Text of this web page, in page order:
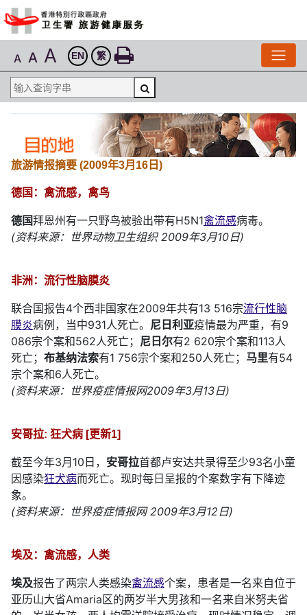
A A A EN 繁
旅游情报摘要 (2009年3月16日)
德国：禽流感，禽鸟
德国拜恩州有一只野鸟被验出带有H5N1禽流感病毒。
(资料来源：世界动物卫生组织 2009年3月10日)
非洲：流行性脑膜炎
联合国报告4个西非国家在2009年共有13 516宗流行性脑
膜炎病例，当中931人死亡。 尼日利亚疫情最为严重，有9
086宗个案和562人死亡； 尼日尔有2 620宗个案和113人
死亡； 布基纳法索有1 756宗个案和250人死亡； 马里有54
宗个案和6人死亡。
(资料来源：世界疫症情报网2009年3月13日)
安哥拉: 狂犬病 [更新1]
截至今年3月10日， 安哥拉首都卢安达共录得至少93名小童
因感染狂犬病而死亡。现时每日呈报的个案数字有下降迹
象。
(资料来源：世界疫症情报网 2009年3月12日)
埃及：禽流感，人类
埃及报告了两宗人类感染禽流感个案，患者是一名来自位于
亚历山大省Amaria区的两岁半大男孩和一名来自米努夫省